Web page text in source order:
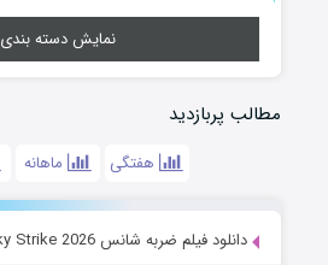
نمایش دسته بندی
مطالب پربازدید
هفتگی ماهانه
دانلود فیلم ضربه شانس Lucky Strike 2026